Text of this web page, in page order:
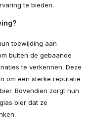
te bieden.
toewijding aan
buiten de gebaande
te verkennen. Deze
om een sterke reputatie
Bovendien zorgt hun
bier dat ze